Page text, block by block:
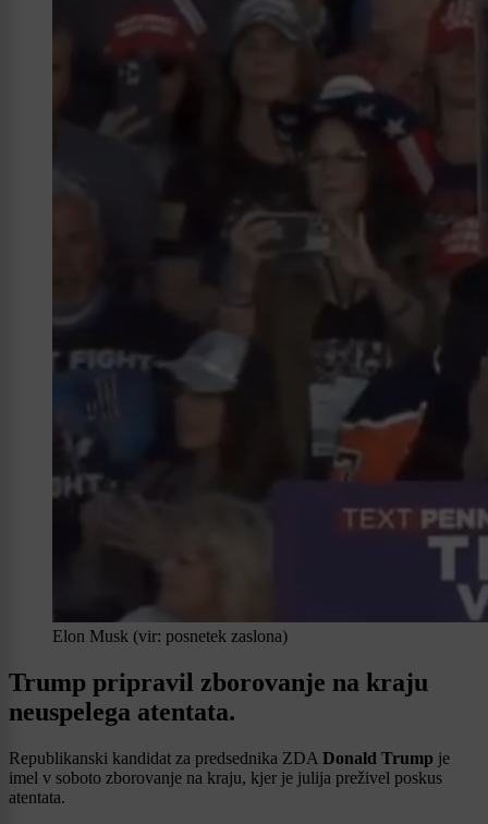
Elon Musk (vir: posnetek zaslona)
Trump pripravil zborovanje na kraju
neuspelega atentata.
Republikanski kandidat za predsednika ZDA Donald Trump je
imel v soboto zborovanje na kraju, kjer je julija preživel poskus
atentata.